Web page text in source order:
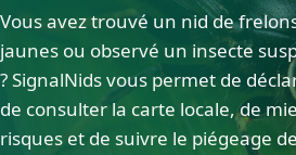
Vous avez trouvé un nid de
jaunes ou observé un insecte
? SignalNids vous permet de
de consulter la carte locale, de
risques et de suivre le piégeage